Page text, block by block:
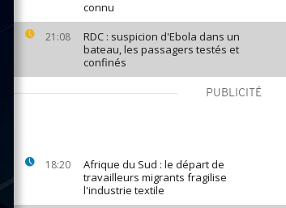
connu
21:08
RDC : suspicion d'Ebola dans un
bateau, les passagers testés et
confinés
PUBLICITÉ
18:20
Afrique du Sud : le départ de
travailleurs migrants fragilise
l'industrie textile